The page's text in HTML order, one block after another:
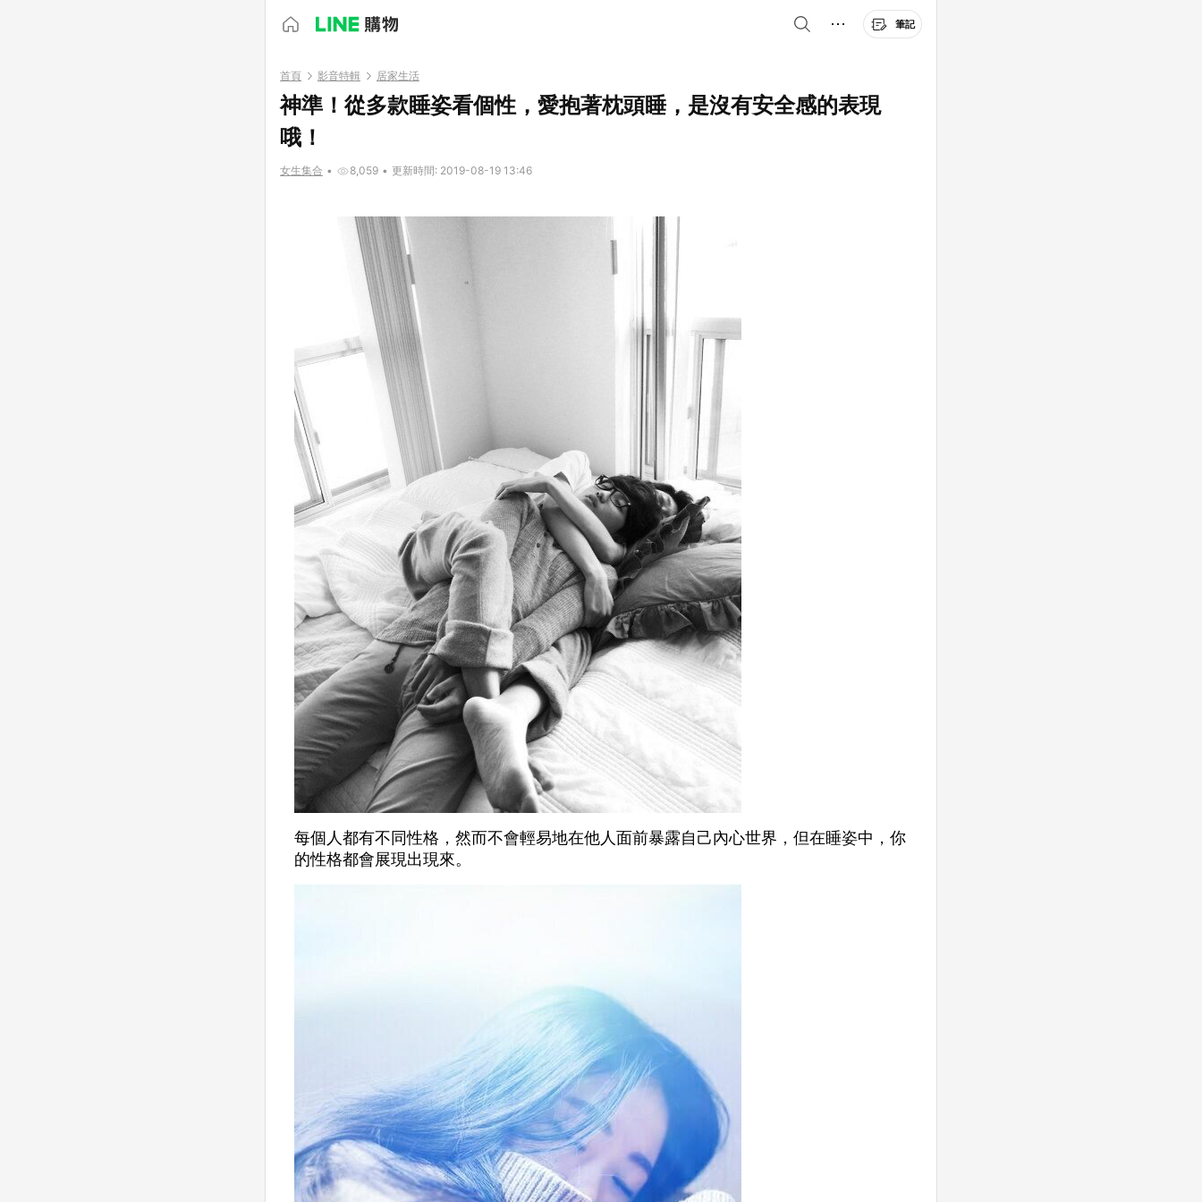
筆記
首頁 影音特輯 居家生活
神準！從多款睡姿看個性，愛抱著枕頭睡，是沒有安全感的表現
哦！
女生集合 • 8,059 • 更新時間: 2019-08-19 13:46
每個人都有不同性格，然而不會輕易地在他人面前暴露自己內心世界，但在睡姿中，你
的性格都會展現出現來。